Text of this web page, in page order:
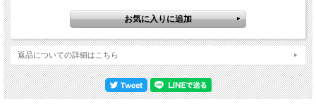
返品についての詳細はこちら